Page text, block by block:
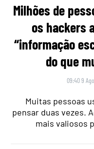
Milhões de
os hackers
“informação
do que
09:40 9
Muitas pessoas
pensar duas vezes.
mais valiosos